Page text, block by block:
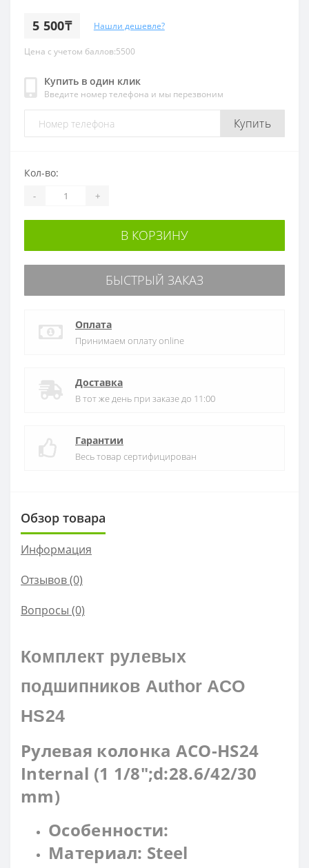
5 500₸ Нашли дешевле?
Цена с учетом баллов:5500
Купить в один клик
Введите номер телефона и мы перезвоним
Купить
Кол-во:
- +
В КОРЗИНУ
БЫСТРЫЙ ЗАКАЗ
Оплата
Принимаем оплату online
Доставка
В тот же день при заказе до 11:00
Гарантии
Весь товар сертифицирован
Обзор товара
Информация
Отзывов (0)
Вопросы (0)
Комплект рулевых
подшипников Author ACO
HS24
Рулевая колонка ACO-HS24
Internal (1 1/8";d:28.6/42/30
mm)
Особенности:
Материал: Steel